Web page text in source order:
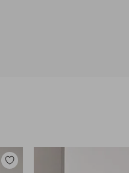
Tilføj